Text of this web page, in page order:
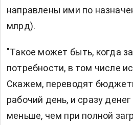
направлены ими по
млрд).
"Такое может быть, когда
потребности, в том числе
Скажем, переводят
рабочий день, и сразу
меньше, чем при полной